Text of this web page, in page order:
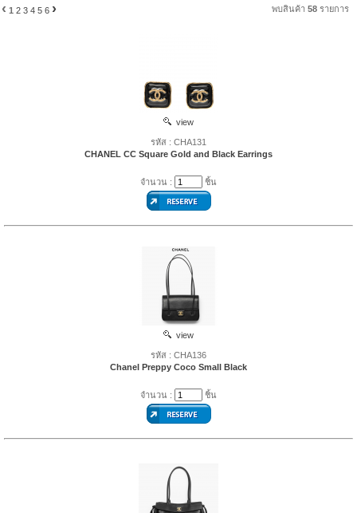
‹ 1 2 3 4 5 6 › พบสินค้า 58 รายการ
view
รหัส : CHA131
CHANEL CC Square Gold and Black Earrings
จำนวน : ชิ้น
view
รหัส : CHA136
Chanel Preppy Coco Small Black
จำนวน : ชิ้น